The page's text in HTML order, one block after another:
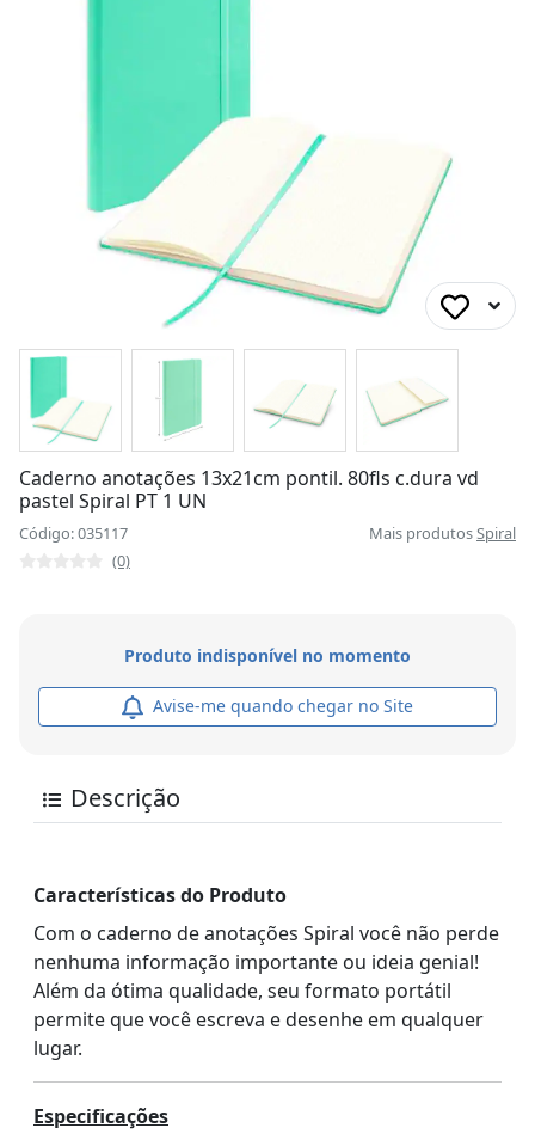
Caderno anotações 13x21cm pontil. 80fls c.dura vd
pastel Spiral PT 1 UN
Código: 035117 Mais produtosSpiral
(0)
Produto indisponível no momento
Avise-me quando chegar no Site
Descrição
Características do Produto
Com o caderno de anotações Spiral você não perde
nenhuma informação importante ou ideia genial!
Além da ótima qualidade, seu formato portátil
permite que você escreva e desenhe em qualquer
lugar.
Especificações